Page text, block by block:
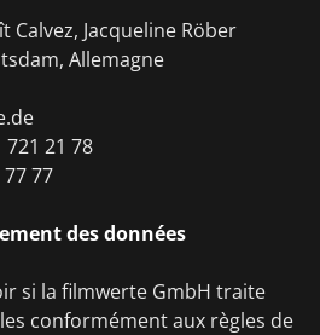
Jacqueline Röber
Allemagne
721 21 78
77 77
des données
si la filmwerte GmbH traite
conformément aux règles de